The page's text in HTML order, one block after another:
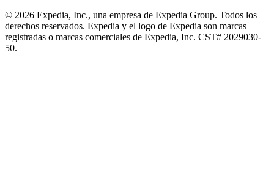
© 2026 Expedia, Inc., una empresa de Expedia Group. Todos los
derechos reservados. Expedia y el logo de Expedia son marcas
registradas o marcas comerciales de Expedia, Inc. CST# 2029030-
50.